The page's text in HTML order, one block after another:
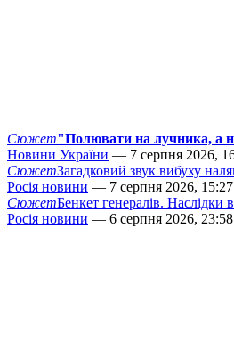
Сюжет"Полювати на лучника, а
Новини України — 7 серпня 2026,
СюжетЗагадковий звук вибуху
Росія новини — 7 серпня 2026, 15:27
СюжетБенкет генералів. Наслідки
Росія новини — 6 серпня 2026, 23:58